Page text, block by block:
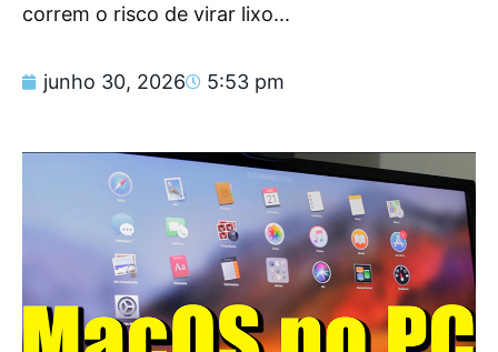
correm o risco de virar lixo...
junho 30, 2026 5:53 pm